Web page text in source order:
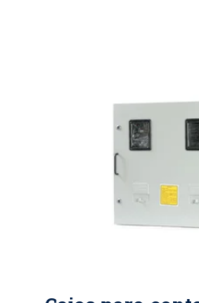
Pintura
RAL serie 70 Tipo de
tipo buje de
triangular o hexagonal